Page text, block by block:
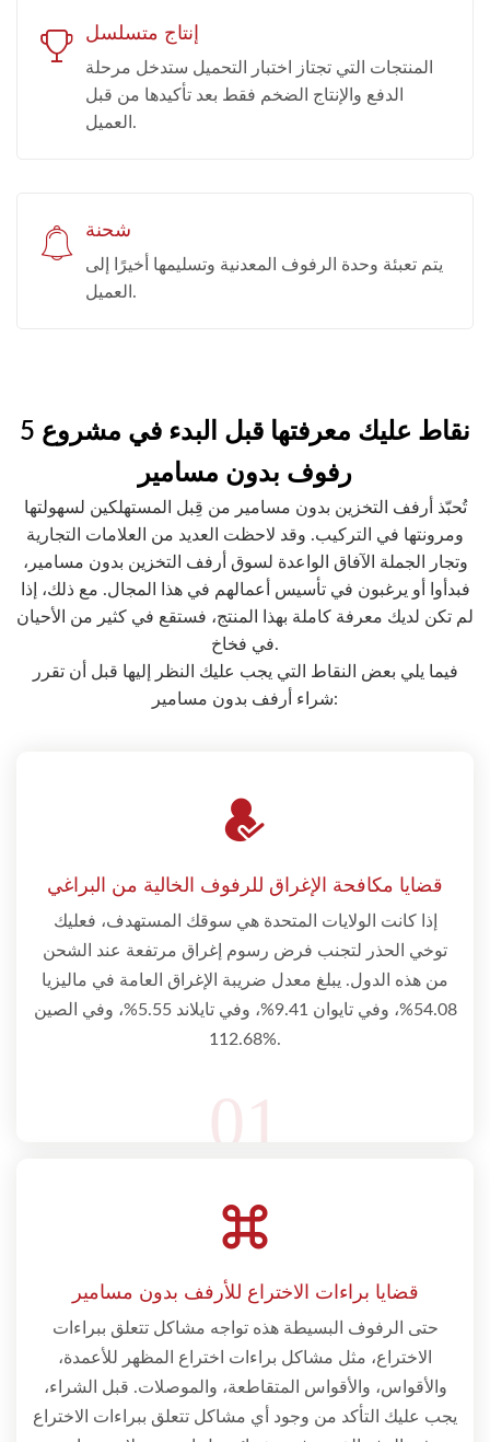
إنتاج متسلسل
المنتجات التي تجتاز اختبار التحميل ستدخل مرحلة
الدفع والإنتاج الضخم فقط بعد تأكيدها من قبل
العميل.
شحنة
يتم تعبئة وحدة الرفوف المعدنية وتسليمها أخيرًا إلى
العميل.
5 نقاط عليك معرفتها قبل البدء في مشروع
رفوف بدون مسامير
تُحبّذ أرفف التخزين بدون مسامير من قِبل المستهلكين لسهولتها
ومرونتها في التركيب. وقد لاحظت العديد من العلامات التجارية
وتجار الجملة الآفاق الواعدة لسوق أرفف التخزين بدون مسامير،
فبدأوا أو يرغبون في تأسيس أعمالهم في هذا المجال. مع ذلك، إذا
لم تكن لديك معرفة كاملة بهذا المنتج، فستقع في كثير من الأحيان
في فخاخ.
فيما يلي بعض النقاط التي يجب عليك النظر إليها قبل أن تقرر
شراء أرفف بدون مسامير:
قضايا مكافحة الإغراق للرفوف الخالية من البراغي
إذا كانت الولايات المتحدة هي سوقك المستهدف، فعليك
توخي الحذر لتجنب فرض رسوم إغراق مرتفعة عند الشحن
من هذه الدول. يبلغ معدل ضريبة الإغراق العامة في ماليزيا
54.08%، وفي تايوان 9.41%، وفي تايلاند 5.55%، وفي الصين
112.68%.
01
قضايا براءات الاختراع للأرفف بدون مسامير
حتى الرفوف البسيطة هذه تواجه مشاكل تتعلق ببراءات
الاختراع، مثل مشاكل براءات اختراع المظهر للأعمدة،
والأقواس، والأقواس المتقاطعة، والموصلات. قبل الشراء،
يجب عليك التأكد من وجود أي مشاكل تتعلق ببراءات الاختراع